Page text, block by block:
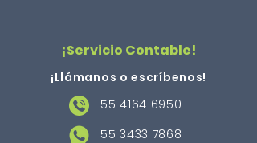
¡Servicio Contable!
¡Llámanos o escríbenos!
55 4164 6950
55 3433 7868